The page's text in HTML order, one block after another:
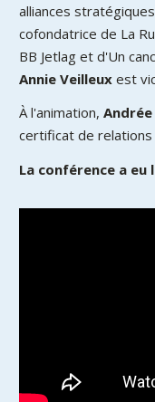
alliances
cofondatrice de La
BB Jetlag et d'Un
Annie Veilleux est
À l'animation,
certificat de relations
La conférence a eu